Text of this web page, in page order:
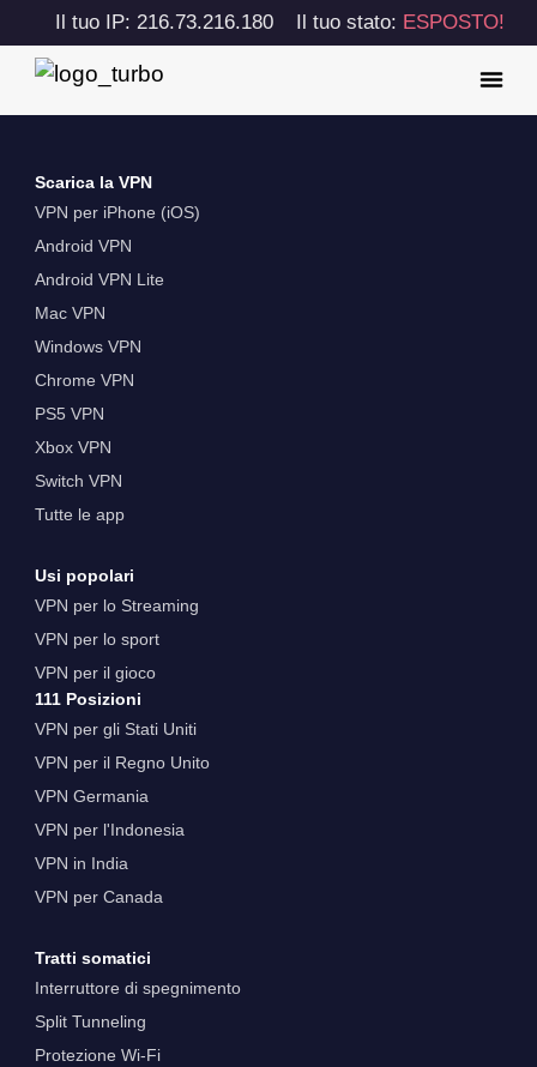
Il tuo IP: 216.73.216.180 Il tuo stato: ESPOSTO!
Scarica la VPN
VPN per iPhone (iOS)
Android VPN
Android VPN Lite
Mac VPN
Windows VPN
Chrome VPN
PS5 VPN
Xbox VPN
Switch VPN
Tutte le app
Usi popolari
VPN per lo Streaming
VPN per lo sport
VPN per il gioco
111 Posizioni
VPN per gli Stati Uniti
VPN per il Regno Unito
VPN Germania
VPN per l'Indonesia
VPN in India
VPN per Canada
Tratti somatici
Interruttore di spegnimento
Split Tunneling
Protezione Wi-Fi